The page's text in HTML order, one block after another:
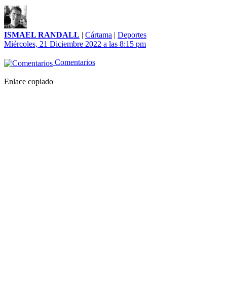
ISMAEL RANDALL | Cártama | Deportes
Miércoles, 21 Diciembre 2022 a las 8:15 pm
Comentarios
Enlace copiado